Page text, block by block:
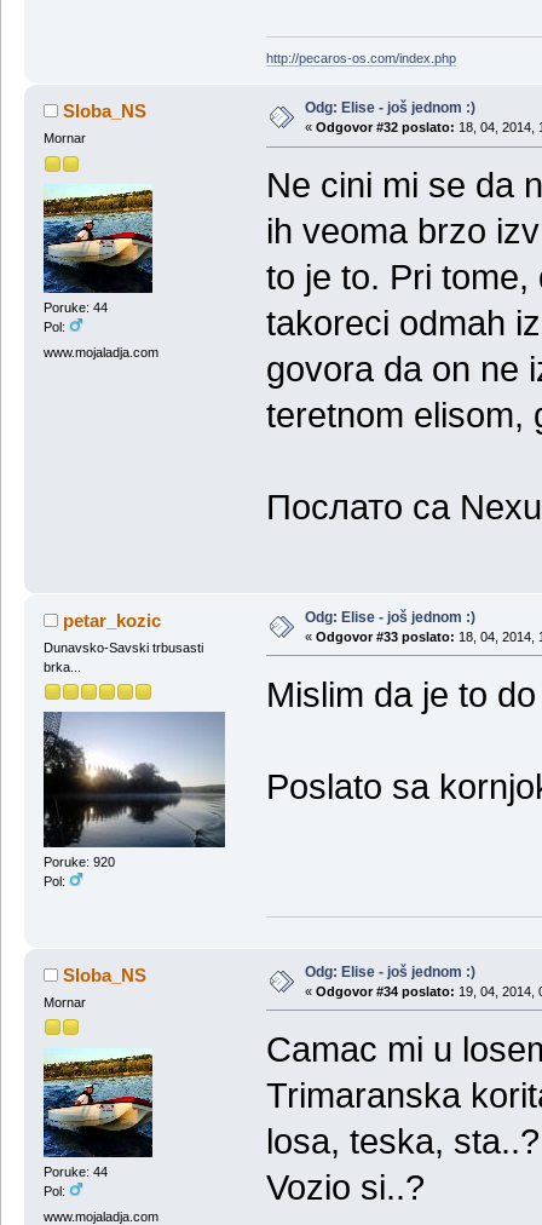
http://pecaros-os.com/index.php
Sloba_NS
Mornar
Poruke: 44
Pol:
www.mojaladja.com
Odg: Elise - još jednom :)
« Odgovor #32 poslato: 18, 04, 2014,
Ne cini mi se da
ih veoma brzo
to je to. Pri
takoreci odmah
govora da on ne
teretnom elisom,
Послато са
petar_kozic
Dunavsko-Savski trbusasti
brka...
Poruke: 920
Pol:
Odg: Elise - još jednom :)
« Odgovor #33 poslato: 18, 04, 2014,
Mislim da je to
Poslato sa
Sloba_NS
Mornar
Poruke: 44
Pol:
www.mojaladja.com
Odg: Elise - još jednom :)
« Odgovor #34 poslato: 19, 04, 2014,
Camac mi u
Trimaranska
losa, teska,
Vozio si..?